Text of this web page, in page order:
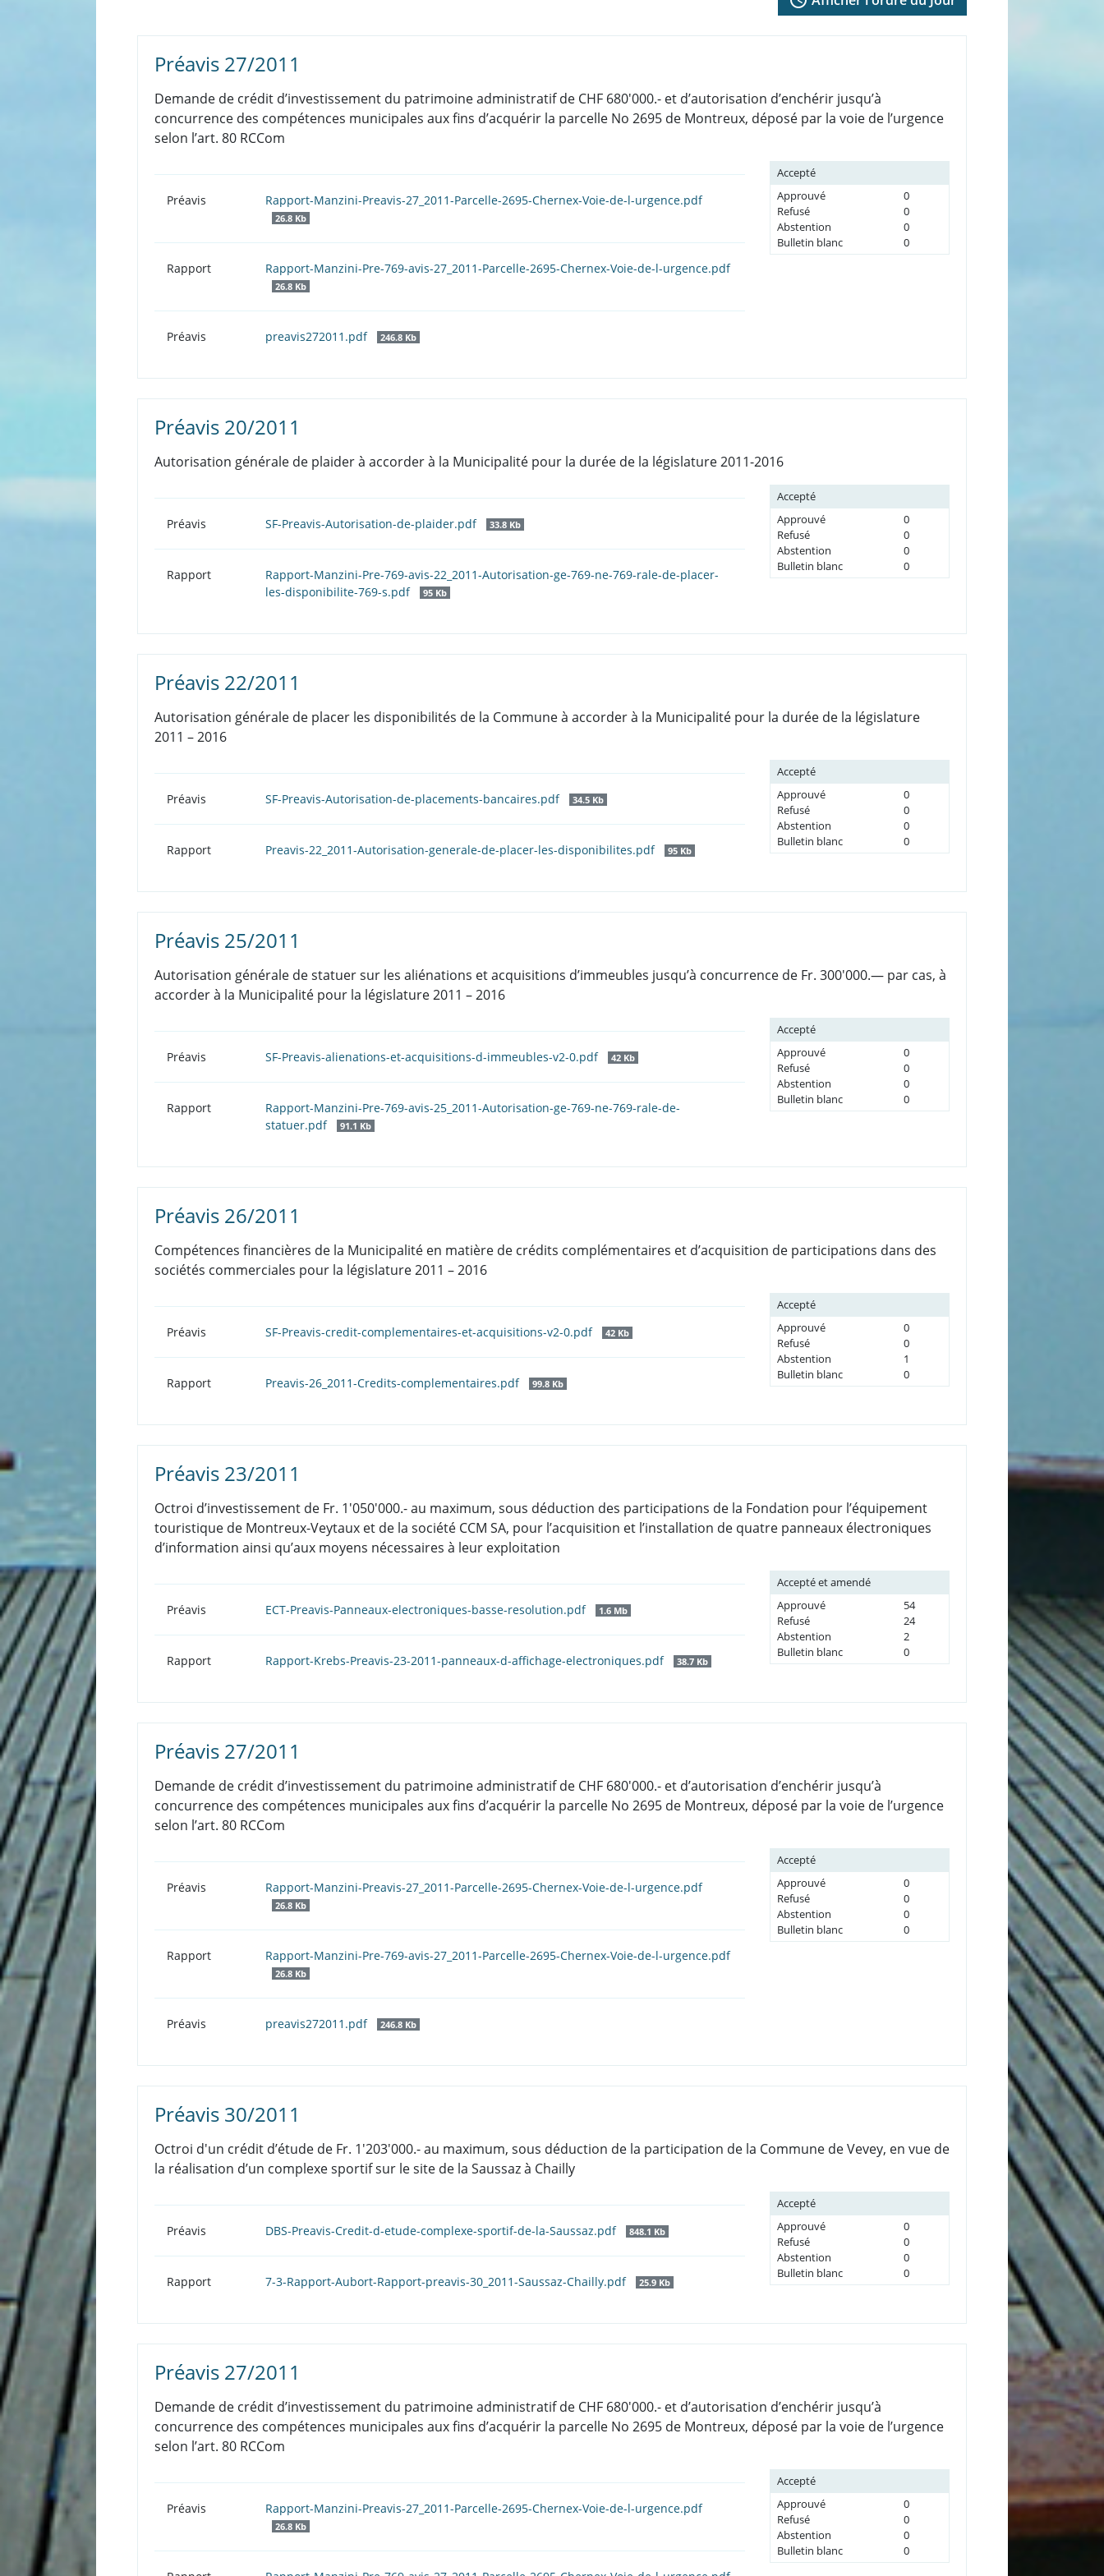
Préavis 27/2011
Demande de crédit d’investissement du patrimoine administratif de CHF 680'000.- et d’autorisation d’enchérir jusqu’à
concurrence des compétences municipales aux fins d’acquérir la parcelle No 2695 de Montreux, déposé par la voie de l’urgence
selon l’art. 80 RCCom
Préavis Rapport-Manzini-Preavis-27_2011-Parcelle-2695-Chernex-Voie-de-l-urgence.pdf
26.8 Kb
Rapport Rapport-Manzini-Pre-769-avis-27_2011-Parcelle-2695-Chernex-Voie-de-l-urgence.pdf
26.8 Kb
Préavis preavis272011.pdf 246.8 Kb
Accepté
Approuvé
0
Refusé
0
Abstention
0
Bulletin blanc
0
Préavis 20/2011
Autorisation générale de plaider à accorder à la Municipalité pour la durée de la législature 2011-2016
Préavis SF-Preavis-Autorisation-de-plaider.pdf 33.8 Kb
Rapport
Rapport-Manzini-Pre-769-avis-22_2011-Autorisation-ge-769-ne-769-rale-de-placer-
les-disponibilite-769-s.pdf
95 Kb
Accepté
Approuvé
0
Refusé
0
Abstention
0
Bulletin blanc
0
Préavis 22/2011
Autorisation générale de placer les disponibilités de la Commune à accorder à la Municipalité pour la durée de la législature
2011 – 2016
Préavis SF-Preavis-Autorisation-de-placements-bancaires.pdf 34.5 Kb
Rapport Preavis-22_2011-Autorisation-generale-de-placer-les-disponibilites.pdf 95 Kb
Accepté
Approuvé
0
Refusé
0
Abstention
0
Bulletin blanc
0
Préavis 25/2011
Autorisation générale de statuer sur les aliénations et acquisitions d’immeubles jusqu’à concurrence de Fr. 300'000.— par cas, à
accorder à la Municipalité pour la législature 2011 – 2016
Préavis SF-Preavis-alienations-et-acquisitions-d-immeubles-v2-0.pdf 42 Kb
Rapport
Rapport-Manzini-Pre-769-avis-25_2011-Autorisation-ge-769-ne-769-rale-de-
statuer.pdf
91.1 Kb
Accepté
Approuvé
0
Refusé
0
Abstention
0
Bulletin blanc
0
Préavis 26/2011
Compétences financières de la Municipalité en matière de crédits complémentaires et d’acquisition de participations dans des
sociétés commerciales pour la législature 2011 – 2016
Préavis SF-Preavis-credit-complementaires-et-acquisitions-v2-0.pdf 42 Kb
Rapport Preavis-26_2011-Credits-complementaires.pdf 99.8 Kb
Accepté
Approuvé
0
Refusé
0
Abstention
1
Bulletin blanc
0
Préavis 23/2011
Octroi d’investissement de Fr. 1'050'000.- au maximum, sous déduction des participations de la Fondation pour l’équipement
touristique de Montreux-Veytaux et de la société CCM SA, pour l’acquisition et l’installation de quatre panneaux électroniques
d’information ainsi qu’aux moyens nécessaires à leur exploitation
Préavis ECT-Preavis-Panneaux-electroniques-basse-resolution.pdf 1.6 Mb
Rapport Rapport-Krebs-Preavis-23-2011-panneaux-d-affichage-electroniques.pdf 38.7 Kb
Accepté et amendé
Approuvé
54
Refusé
24
Abstention
2
Bulletin blanc
0
Préavis 27/2011
Demande de crédit d’investissement du patrimoine administratif de CHF 680'000.- et d’autorisation d’enchérir jusqu’à
concurrence des compétences municipales aux fins d’acquérir la parcelle No 2695 de Montreux, déposé par la voie de l’urgence
selon l’art. 80 RCCom
Préavis Rapport-Manzini-Preavis-27_2011-Parcelle-2695-Chernex-Voie-de-l-urgence.pdf
26.8 Kb
Rapport Rapport-Manzini-Pre-769-avis-27_2011-Parcelle-2695-Chernex-Voie-de-l-urgence.pdf
26.8 Kb
Préavis preavis272011.pdf 246.8 Kb
Accepté
Approuvé
0
Refusé
0
Abstention
0
Bulletin blanc
0
Préavis 30/2011
Octroi d'un crédit d’étude de Fr. 1'203'000.- au maximum, sous déduction de la participation de la Commune de Vevey, en vue de
la réalisation d’un complexe sportif sur le site de la Saussaz à Chailly
Préavis DBS-Preavis-Credit-d-etude-complexe-sportif-de-la-Saussaz.pdf 848.1 Kb
Rapport 7-3-Rapport-Aubort-Rapport-preavis-30_2011-Saussaz-Chailly.pdf 25.9 Kb
Accepté
Approuvé
0
Refusé
0
Abstention
0
Bulletin blanc
0
Préavis 27/2011
Demande de crédit d’investissement du patrimoine administratif de CHF 680'000.- et d’autorisation d’enchérir jusqu’à
concurrence des compétences municipales aux fins d’acquérir la parcelle No 2695 de Montreux, déposé par la voie de l’urgence
selon l’art. 80 RCCom
Préavis Rapport-Manzini-Preavis-27_2011-Parcelle-2695-Chernex-Voie-de-l-urgence.pdf
26.8 Kb
Accepté
Approuvé
0
Refusé
0
Abstention
0
Bulletin blanc
0